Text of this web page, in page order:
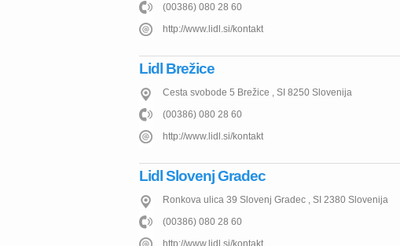
(00386) 080 28 60
http://www.lidl.si/kontakt
Lidl Brežice
Cesta svobode 5 Brežice , SI 8250 Slovenija
(00386) 080 28 60
http://www.lidl.si/kontakt
Lidl Slovenj Gradec
Ronkova ulica 39 Slovenj Gradec , SI 2380 Slovenija
(00386) 080 28 60
http://www.lidl.si/kontakt